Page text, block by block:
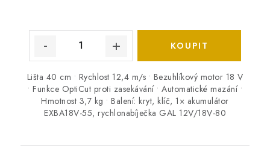
Lišta 40 cm • Rychlost 12,4 m/s • Bezuhlíkový motor 18 V
• Funkce OptiCut proti zasekávání • Automatické mazání •
Hmotnost 3,7 kg • Balení: kryt, klíč, 1× akumulátor
EXBA18V-55, rychlonabíječka GAL 12V/18V-80